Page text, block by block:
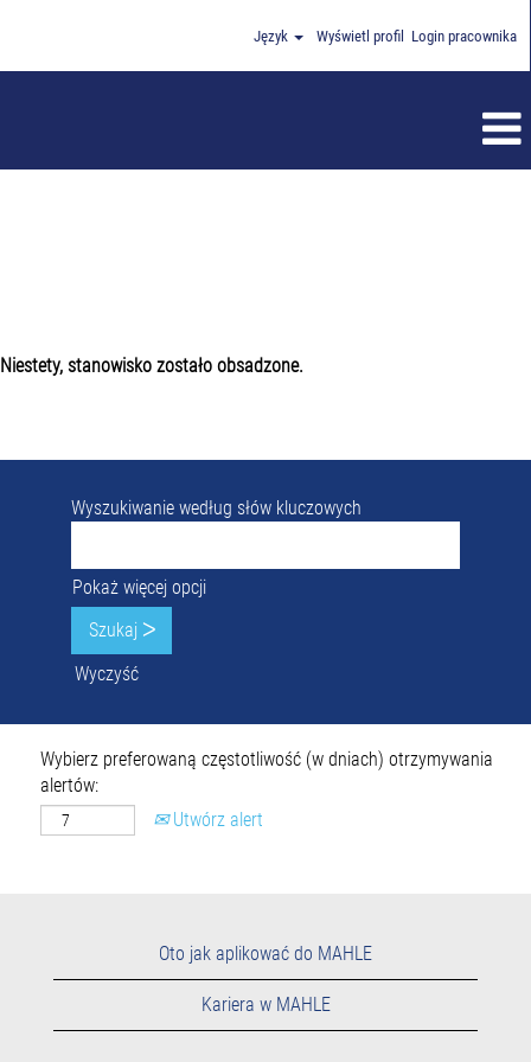
Język Wyświetl profil Login pracownika
Wyszukiwanie według słów kluczowych
Pokaż więcej opcji
Wyczyść
Wybierz preferowaną częstotliwość (w dniach) otrzymywania
alertów:
Utwórz alert
Niestety, stanowisko zostało obsadzone.
Oto jak aplikować do MAHLE
Kariera w MAHLE